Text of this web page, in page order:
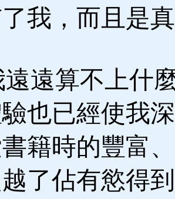
我，而且是
遠算不上什
也已經使我
籍時的豐富
了佔有慾得